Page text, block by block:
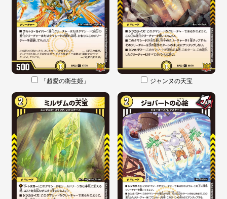
「超愛の衛生姫」 ジャンヌの天宝